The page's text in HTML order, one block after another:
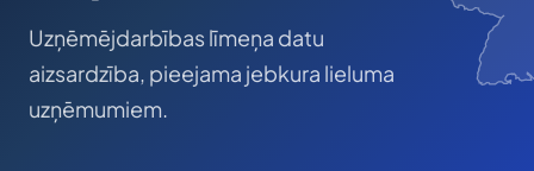
Uzņēmējdarbības līmeņa datu
aizsardzība, pieejama jebkura lieluma
uzņēmumiem.